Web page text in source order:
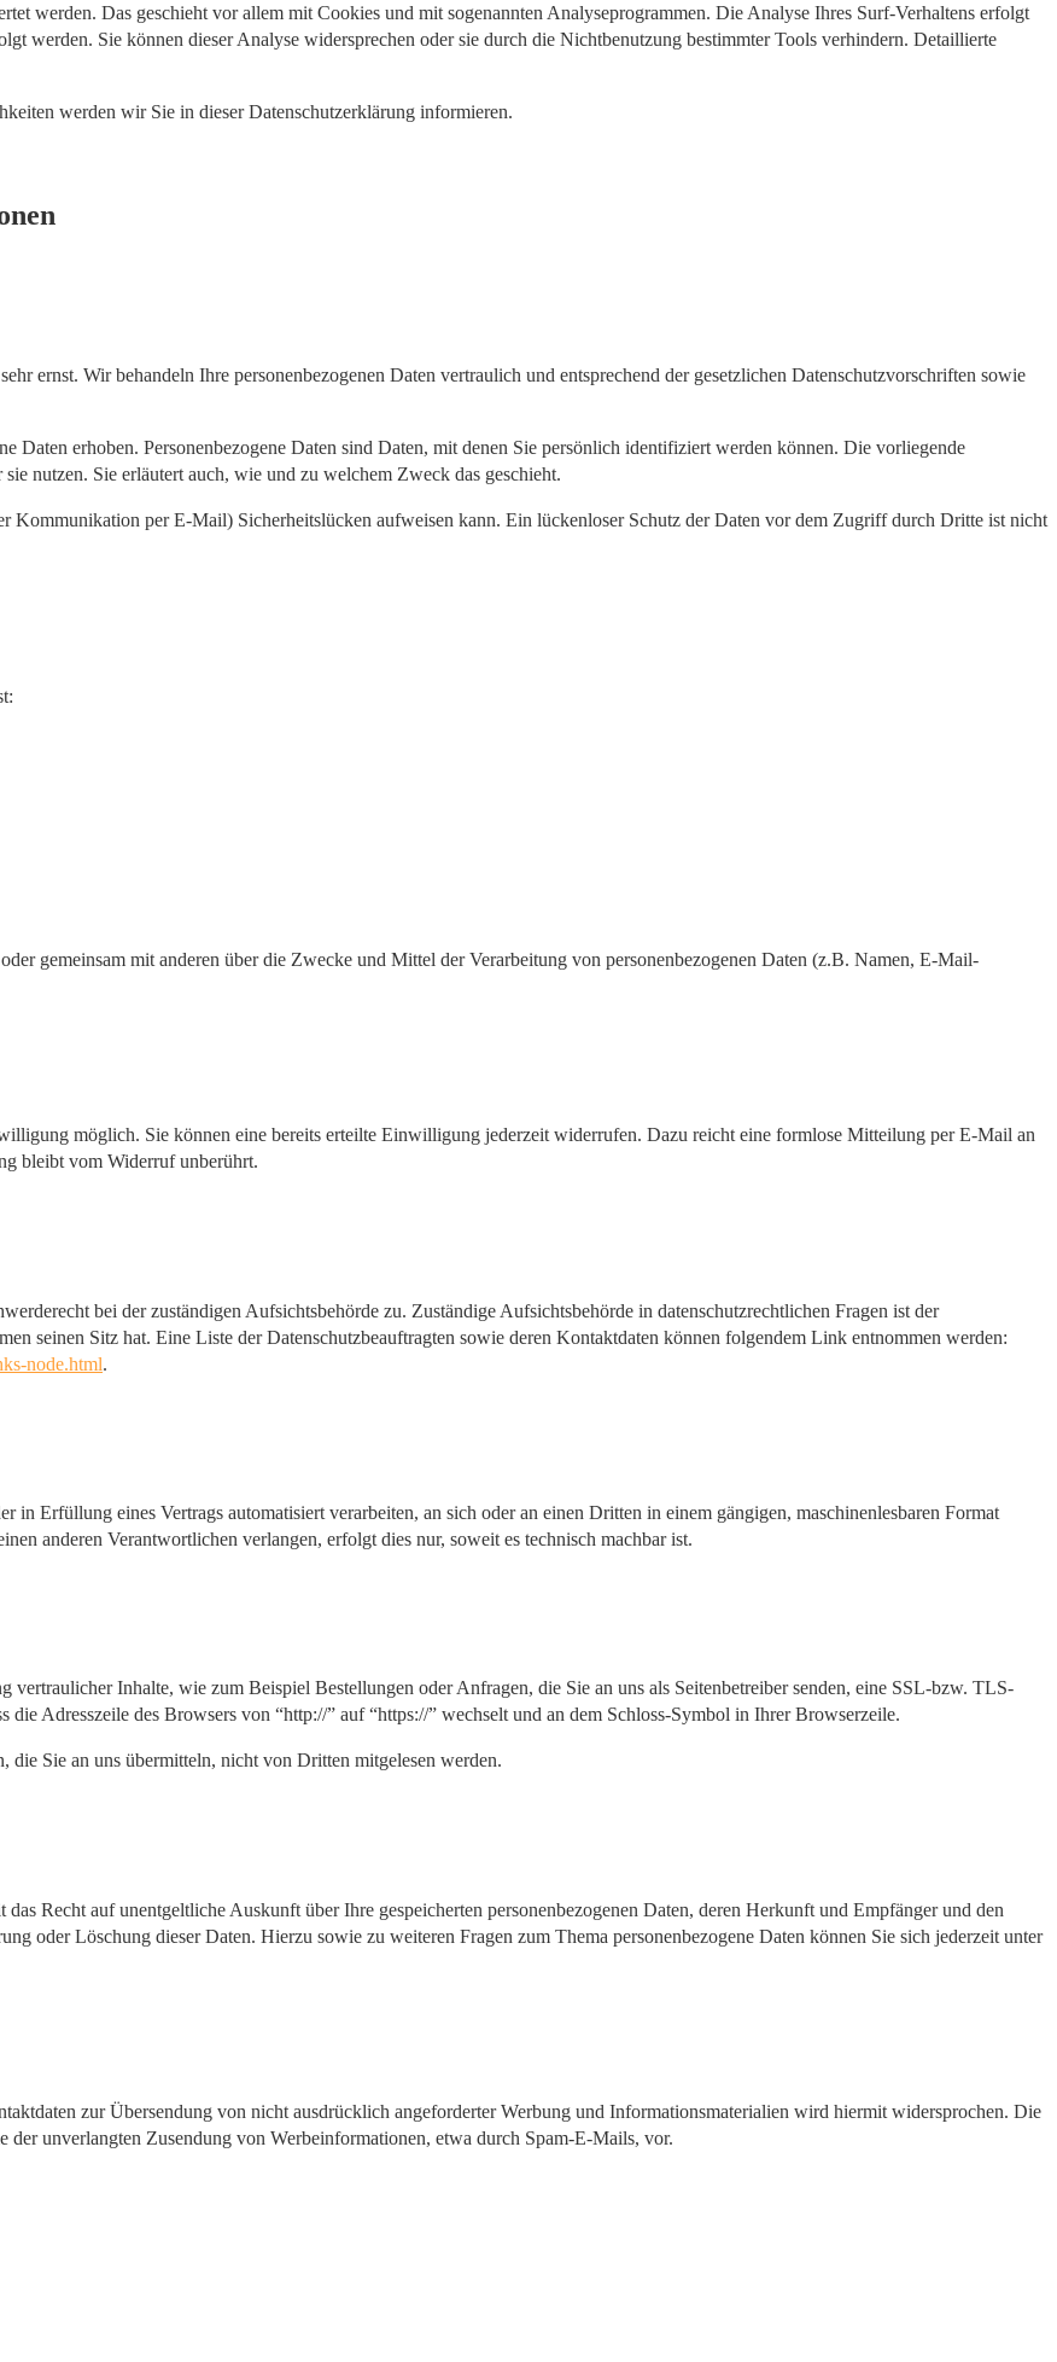
werden. Das geschieht vor allem mit Cookies und mit sogenannten Analyseprogrammen. Die Analyse Ihres Surf-Verhaltens erfolgt
werden. Sie können dieser Analyse widersprechen oder sie durch die Nichtbenutzung bestimmter Tools verhindern. Detaillierte
werden wir Sie in dieser Datenschutzerklärung informieren.
ernst. Wir behandeln Ihre personenbezogenen Daten vertraulich und entsprechend der gesetzlichen Datenschutzvorschriften sowie
Daten erhoben. Personenbezogene Daten sind Daten, mit denen Sie persönlich identifiziert werden können. Die vorliegende
nutzen. Sie erläutert auch, wie und zu welchem Zweck das geschieht.
Kommunikation per E-Mail) Sicherheitslücken aufweisen kann. Ein lückenloser Schutz der Daten vor dem Zugriff durch Dritte ist nicht
gemeinsam mit anderen über die Zwecke und Mittel der Verarbeitung von personenbezogenen Daten (z.B. Namen, E-Mail-
möglich. Sie können eine bereits erteilte Einwilligung jederzeit widerrufen. Dazu reicht eine formlose Mitteilung per E-Mail an
bleibt vom Widerruf unberührt.
bei der zuständigen Aufsichtsbehörde zu. Zuständige Aufsichtsbehörde in datenschutzrechtlichen Fragen ist der
seinen Sitz hat. Eine Liste der Datenschutzbeauftragten sowie deren Kontaktdaten können folgendem Link entnommen werden:
node.html.
Erfüllung eines Vertrags automatisiert verarbeiten, an sich oder an einen Dritten in einem gängigen, maschinenlesbaren Format
anderen Verantwortlichen verlangen, erfolgt dies nur, soweit es technisch machbar ist.
vertraulicher Inhalte, wie zum Beispiel Bestellungen oder Anfragen, die Sie an uns als Seitenbetreiber senden, eine SSL-bzw. TLS-
die Adresszeile des Browsers von “http://” auf “https://” wechselt und an dem Schloss-Symbol in Ihrer Browserzeile.
Sie an uns übermitteln, nicht von Dritten mitgelesen werden.
Recht auf unentgeltliche Auskunft über Ihre gespeicherten personenbezogenen Daten, deren Herkunft und Empfänger und den
oder Löschung dieser Daten. Hierzu sowie zu weiteren Fragen zum Thema personenbezogene Daten können Sie sich jederzeit unter
zur Übersendung von nicht ausdrücklich angeforderter Werbung und Informationsmaterialien wird hiermit widersprochen. Die
unverlangten Zusendung von Werbeinformationen, etwa durch Spam-E-Mails, vor.